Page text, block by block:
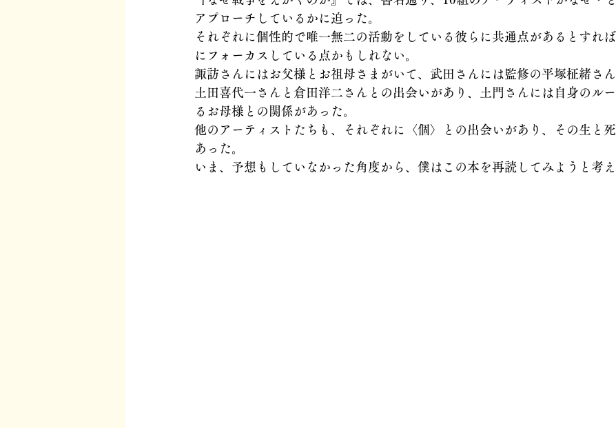
アプローチしているかに迫った。
それぞれに個性的で唯一無二の活動をしている彼らに共通点があるとすれば
にフォーカスしている点かもしれない。
諏訪さんにはお父様とお祖母さまがいて、武田さんには監修の平塚柾緒さ
土田喜代一さんと倉田洋二さんとの出会いがあり、土門さんには自身のル
るお母様との関係があった。
他のアーティストたちも、それぞれに〈個〉との出会いがあり、その生と
あった。
いま、予想もしていなかった角度から、僕はこの本を再読してみようと考え